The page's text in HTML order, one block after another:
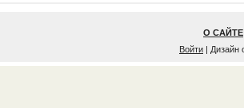
О САЙТЕ
Войти | Дизайн